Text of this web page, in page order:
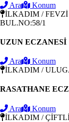
Ara
Konum
İLKADIM /
BUL.NO:58/1
UZUN ECZANESİ
Ara
Konum
İLKADIM /
RASATHANE
Ara
Konum
İLKADIM /